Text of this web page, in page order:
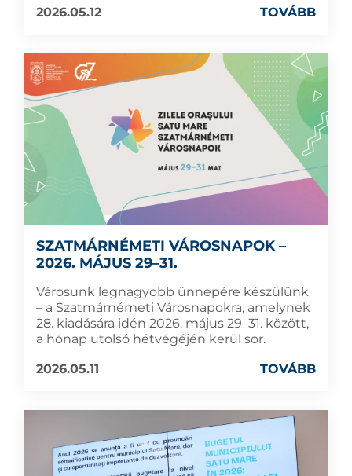
2026.05.12
TOVÁBB
SZATMÁRNÉMETI VÁROSNAPOK –
2026. MÁJUS 29–31.
Városunk legnagyobb ünnepére készülünk
– a Szatmárnémeti Városnapokra, amelynek
28. kiadására idén 2026. május 29–31. között,
a hónap utolsó hétvégéjén kerül sor.
2026.05.11
TOVÁBB